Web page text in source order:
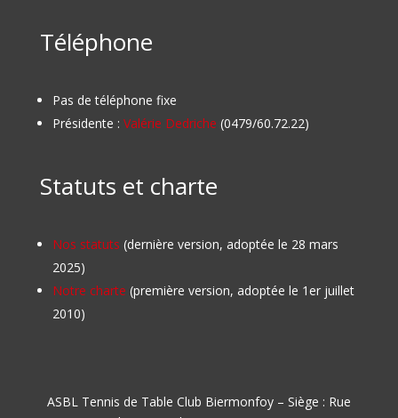
Téléphone
Pas de téléphone fixe
Présidente : Valérie Dedriche (0479/60.72.22)
Statuts et charte
Nos statuts (dernière version, adoptée le 28 mars
2025)
Notre charte (première version, adoptée le 1er juillet
2010)
ASBL Tennis de Table Club Biermonfoy – Siège : Rue